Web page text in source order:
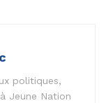
politiques,
Jeune Nation